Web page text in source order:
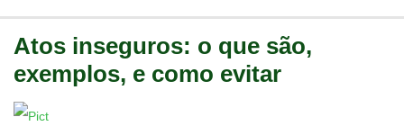
Atos inseguros: o que são,
exemplos, e como evitar